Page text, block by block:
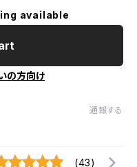
available
の方向け
通報する
(43)